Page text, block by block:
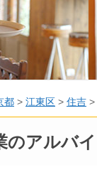
都 > 江東区 > 住吉 >
のアルバ